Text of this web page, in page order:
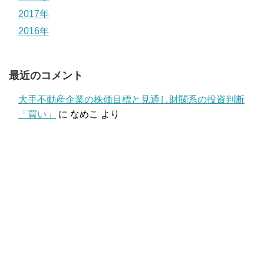
2017年
2016年
最近のコメント
大手不動産企業の株価目標と見通し財閥系の投資判断
「買い」
に なめこ より